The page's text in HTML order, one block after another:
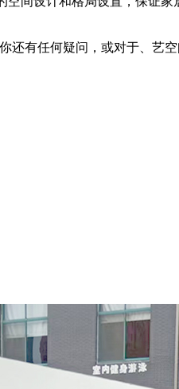
还有任何疑问，或对于、艺